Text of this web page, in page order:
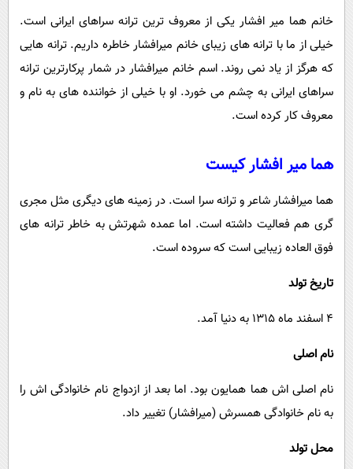
خانم هما میر افشار یکی از معروف ترین ترانه سراهای ایرانی است.
خیلی از ما با ترانه های زیبای خانم میرافشار خاطره داریم. ترانه هایی
که هرگز از یاد نمی روند. اسم خانم میرافشار در شمار پرکارترین ترانه
سراهای ایرانی به چشم می خورد. او با خیلی از خواننده های به نام و
معروف کار کرده است.
هما میر افشار کیست
هما میرافشار شاعر و ترانه سرا است. در زمینه های دیگری مثل مجری
گری هم فعالیت داشته است. اما عمده شهرتش به خاطر ترانه های
فوق العاده زیبایی است که سروده است.
تاریخ تولد
4 اسفند ماه 1315 به دنیا آمد.
نام اصلی
نام اصلی اش هما همایون بود. اما بعد از ازدواج نام خانوادگی اش را
به نام خانوادگی همسرش (میرافشار) تغییر داد.
محل تولد